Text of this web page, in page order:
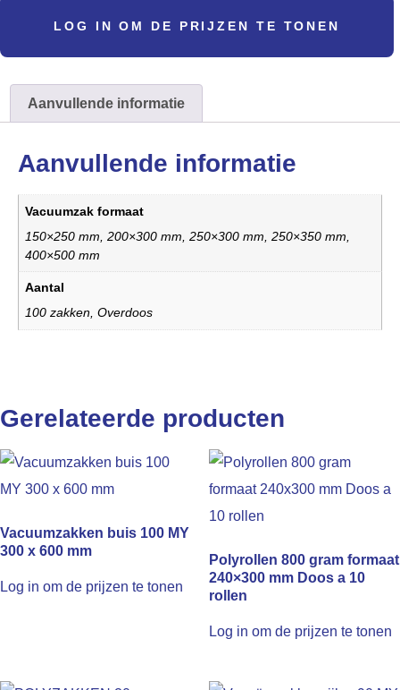
LOG IN OM DE PRIJZEN TE TONEN
Aanvullende informatie
Aanvullende informatie
Vacuumzak formaat
150×250 mm, 200×300 mm, 250×300 mm, 250×350 mm,
400×500 mm
Aantal
100 zakken, Overdoos
Gerelateerde producten
Vacuumzakken buis 100 MY
300 x 600 mm
Log in om de prijzen te tonen
Polyrollen 800 gram formaat
240×300 mm Doos a 10
rollen
Log in om de prijzen te tonen